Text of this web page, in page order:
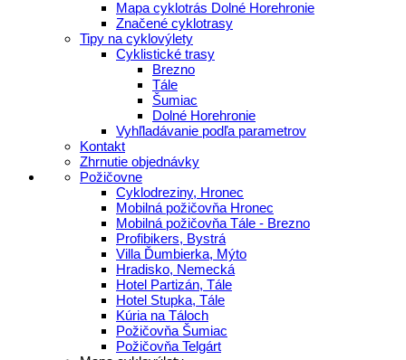
Mapa cyklotrás Dolné Horehronie
Značené cyklotrasy
Tipy na cyklovýlety
Cyklistické trasy
Brezno
Tále
Šumiac
Dolné Horehronie
Vyhľladávanie podľa parametrov
Kontakt
Zhrnutie objednávky
Požičovne
Cyklodreziny, Hronec
Mobilná požičovňa Hronec
Mobilná požičovňa Tále - Brezno
Profibikers, Bystrá
Villa Ďumbierka, Mýto
Hradisko, Nemecká
Hotel Partizán, Tále
Hotel Stupka, Tále
Kúria na Táloch
Požičovňa Šumiac
Požičovňa Telgárt